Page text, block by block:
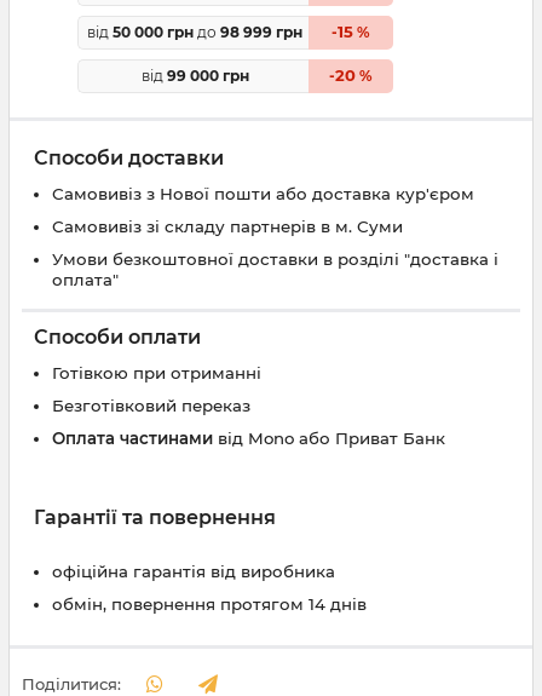
від 50 000 грн до 98 999 грн -15%
від 99 000 грн -20%
Способи доставки
Самовивіз з Нової пошти або доставка кур'єром
Самовивіз зі складу партнерів в м. Суми
Умови безкоштовної доставки в розділі "доставка і
оплата"
Способи оплати
Готівкою при отриманні
Безготівковий переказ
Оплата частинами від Mono або Приват Банк
Гарантії та повернення
офіційна гарантія від виробника
обмін, повернення протягом 14 днів
Поділитися: